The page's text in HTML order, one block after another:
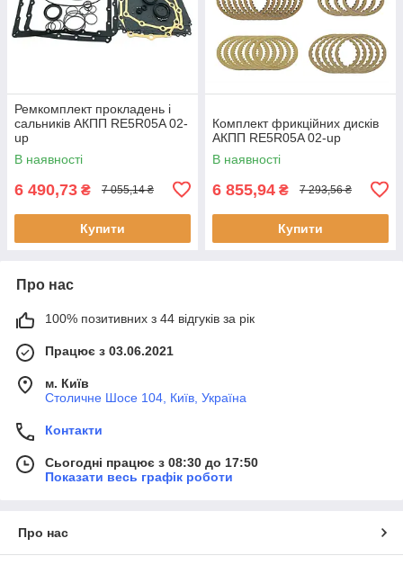
Ремкомплект прокладень і
сальників АКПП RE5R05A 02-
up
В наявності
6 490,73 ₴ 7 055,14 ₴
Купити
Комплект фрикційних дисків
АКПП RE5R05A 02-up
В наявності
6 855,94 ₴ 7 293,56 ₴
Купити
Про нас
100% позитивних з 44 відгуків за рік
Працює з 03.06.2021
м. Київ
Столичне Шосе 104, Київ, Україна
Контакти
Сьогодні працює з 08:30 до 17:50
Показати весь графік роботи
Про нас